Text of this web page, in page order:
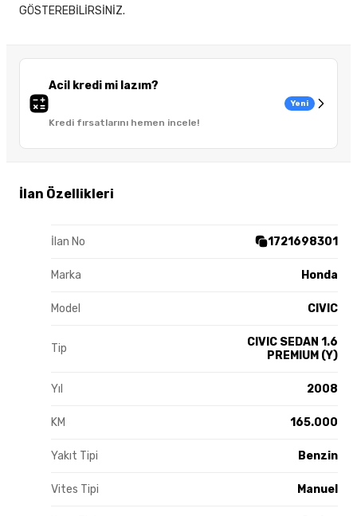
Acil kredi mi lazım?
Kredi fırsatlarını hemen incele!
Yeni
İlan Özellikleri
İlan No 1721698301
Marka Honda
Model CIVIC
Tip
CIVIC SEDAN 1.6
PREMIUM (Y)
Yıl 2008
KM 165.000
Yakıt Tipi Benzin
Vites Tipi Manuel
GÖSTEREBİLİRSİNİZ.